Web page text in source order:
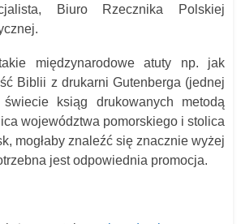
Biuro Rzecznika Polskiej
międzynarodowe atuty np. jak
Biblii z drukarni Gutenberga (jednej
ksiąg drukowanych metodą
województwa pomorskiego i stolica
mogłaby znaleźć się znacznie wyżej
jest odpowiednia promocja.